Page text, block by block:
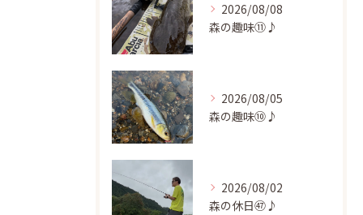
2026/08/08
森の趣味⑪♪
2026/08/05
森の趣味⑩♪
2026/08/02
森の休日㊼♪